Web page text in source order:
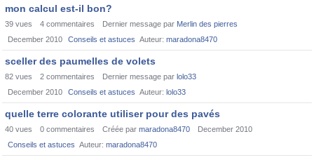
mon calcul est-il bon?
39 vues 4 commentaires Dernier message par Merlin des pierres
December 2010
Conseils et astuces Auteur: maradona8470
sceller des paumelles de volets
82 vues 2 commentaires Dernier message par lolo33
December 2010
Conseils et astuces Auteur: lolo33
quelle terre colorante utiliser pour des pavés
40 vues 0 commentaires Créée par maradona8470
December 2010
Conseils et astuces Auteur: maradona8470